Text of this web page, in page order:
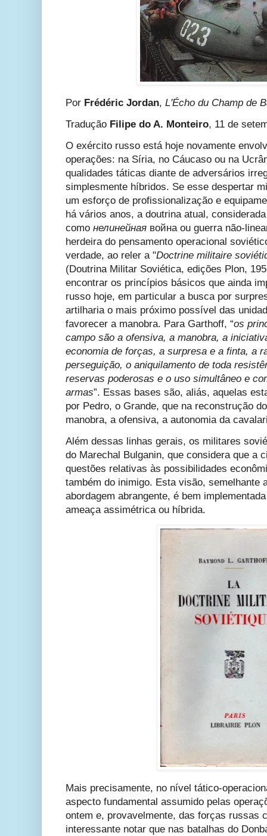
Por Frédéric Jordan, L'Écho du Champ de
Tradução Filipe do A. Monteiro, 11 de
O exército russo está hoje novamente
operações: na Síria, no Cáucaso ou na
qualidades táticas diante de adversários
simplesmente híbridos. Se esse despertar
um esforço de profissionalização e
há vários anos, a doutrina atual,
como нелинейная война ou guerra não-
herdeira do pensamento operacional
verdade, ao reler a "Doctrine militaire
(Doutrina Militar Soviética, edições Plon,
encontrar os princípios básicos que ainda
russo hoje, em particular a busca por
artilharia o mais próximo possível das
favorecer a manobra. Para Garthoff, “os
campo são a ofensiva, a manobra, a
economia de forças, a surpresa e a finta, a
perseguição, o aniquilamento de toda
reservas poderosas e o uso simultâneo e
armas”. Essas bases são, aliás, aquelas
por Pedro, o Grande, que na reconstrução
manobra, a ofensiva, a autonomia da
Além dessas linhas gerais, os militares
do Marechal Bulganin, que considera que a
questões relativas às possibilidades
também do inimigo. Esta visão, semelhante
abordagem abrangente, é bem
ameaça assimétrica ou híbrida.
Mais precisamente, no nível tático-
aspecto fundamental assumido pelas
ontem e, provavelmente, das forças russas
interessante notar que nas batalhas do